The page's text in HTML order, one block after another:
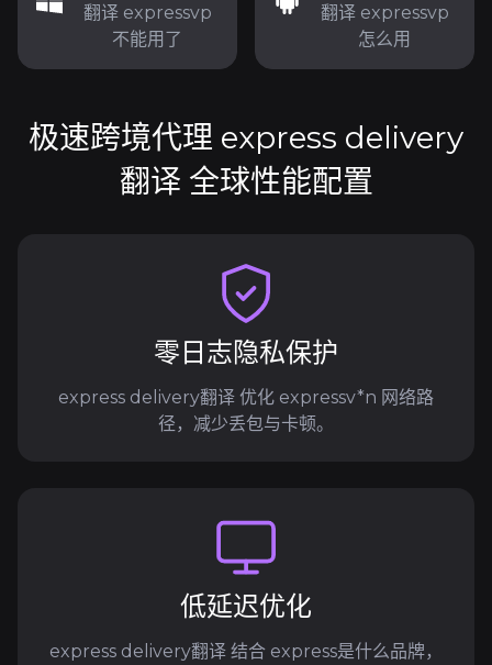
翻译 expressvp
不能用了
翻译 expressvp
怎么用
极速跨境代理 express delivery
翻译 全球性能配置
零日志隐私保护
express delivery翻译 优化 expressv*n 网络路
径，减少丢包与卡顿。
低延迟优化
express delivery翻译 结合 express是什么品牌，